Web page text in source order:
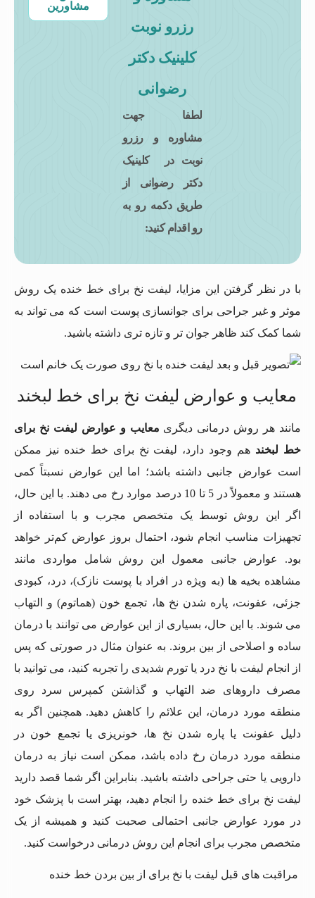
رزرو نوبت
کلینیک دکتر
رضوانی
لطفا جهت
مشاوره و رزرو
نوبت در کلینیک
دکتر رضوانی از
طریق دکمه رو به
رو اقدام کنید:
مشاورین
با در نظر گرفتن این مزایا، لیفت نخ برای خط خنده یک روش
موثر و غیر جراحی برای جوانسازی پوست است که می ‌تواند به
شما کمک کند ظاهر جوان ‌تر و تازه ‌تری داشته باشید.
معایب و عوارض لیفت نخ برای خط لبخند
مانند هر روش درمانی دیگری معایب و عوارض لیفت نخ برای
خط لبخند هم وجود دارد، لیفت نخ برای خط خنده نیز ممکن
است عوارض جانبی داشته باشد؛ اما این عوارض نسبتاً کمی
هستند و معمولاً در 5 تا 10 درصد موارد رخ می ‌دهند. با این حال،
اگر این روش توسط یک متخصص مجرب و با استفاده از
تجهیزات مناسب انجام شود، احتمال بروز عوارض کم‌تر خواهد
بود. عوارض جانبی معمول این روش شامل مواردی مانند
مشاهده بخیه‌ ها (به ویژه در افراد با پوست نازک)، درد، کبودی
جزئی، عفونت، پاره شدن نخ‌ ها، تجمع خون (هماتوم) و التهاب
می‌ شوند. با این حال، بسیاری از این عوارض می ‌توانند با درمان
ساده و اصلاحی از بین بروند. به عنوان مثال در صورتی که پس
از انجام لیفت با نخ درد یا تورم شدیدی را تجربه کنید، می ‌توانید با
مصرف داروهای ضد التهاب و گذاشتن کمپرس سرد روی
منطقه مورد درمان، این علائم را کاهش دهید. همچنین اگر به
دلیل عفونت یا پاره شدن نخ‌ ها، خونریزی یا تجمع خون در
منطقه مورد درمان رخ داده باشد، ممکن است نیاز به درمان
دارویی یا حتی جراحی داشته باشید. بنابراین اگر شما قصد دارید
لیفت نخ برای خط خنده را انجام دهید، بهتر است با پزشک خود
در مورد عوارض جانبی احتمالی صحبت کنید و همیشه از یک
متخصص مجرب برای انجام این روش درمانی درخواست کنید.
مراقبت ‌های قبل لیفت با نخ برای از بین بردن خط خنده